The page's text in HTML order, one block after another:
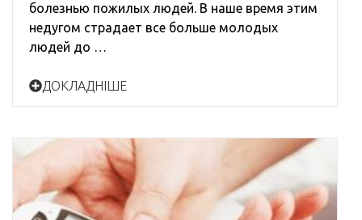
болезнью пожилых людей. В наше время этим
недугом страдает все больше молодых
людей до …
ДОКЛАДНІШЕ